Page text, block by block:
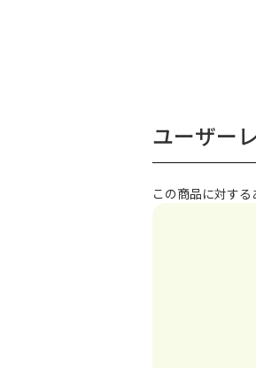
ユーザー
この商品に対する